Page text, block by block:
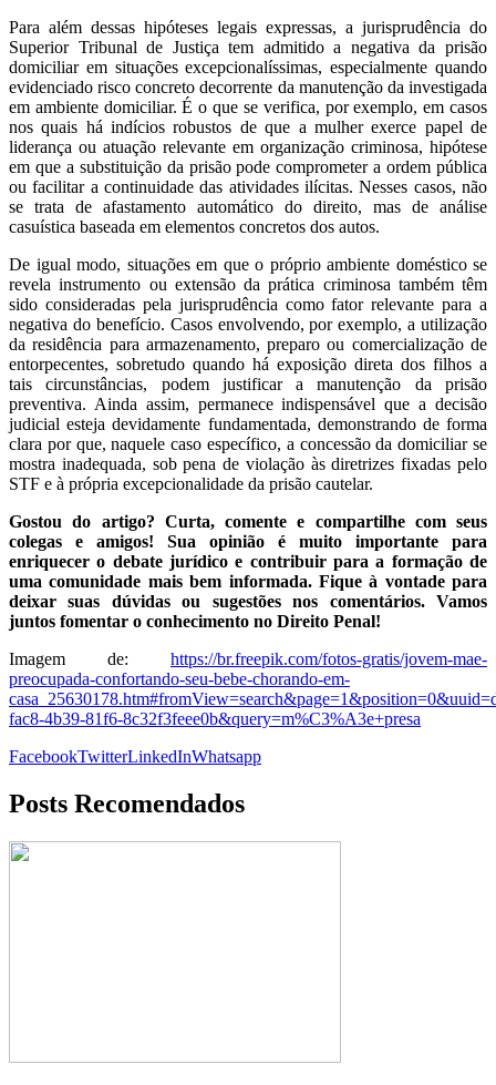
Para além dessas hipóteses legais expressas, a jurisprudência do
Superior Tribunal de Justiça tem admitido a negativa da prisão
domiciliar em situações excepcionalíssimas, especialmente quando
evidenciado risco concreto decorrente da manutenção da investigada
em ambiente domiciliar. É o que se verifica, por exemplo, em casos
nos quais há indícios robustos de que a mulher exerce papel de
liderança ou atuação relevante em organização criminosa, hipótese
em que a substituição da prisão pode comprometer a ordem pública
ou facilitar a continuidade das atividades ilícitas. Nesses casos, não
se trata de afastamento automático do direito, mas de análise
casuística baseada em elementos concretos dos autos.
De igual modo, situações em que o próprio ambiente doméstico se
revela instrumento ou extensão da prática criminosa também têm
sido consideradas pela jurisprudência como fator relevante para a
negativa do benefício. Casos envolvendo, por exemplo, a utilização
da residência para armazenamento, preparo ou comercialização de
entorpecentes, sobretudo quando há exposição direta dos filhos a
tais circunstâncias, podem justificar a manutenção da prisão
preventiva. Ainda assim, permanece indispensável que a decisão
judicial esteja devidamente fundamentada, demonstrando de forma
clara por que, naquele caso específico, a concessão da domiciliar se
mostra inadequada, sob pena de violação às diretrizes fixadas pelo
STF e à própria excepcionalidade da prisão cautelar.
Gostou do artigo? Curta, comente e compartilhe com seus
colegas e amigos! Sua opinião é muito importante para
enriquecer o debate jurídico e contribuir para a formação de
uma comunidade mais bem informada. Fique à vontade para
deixar suas dúvidas ou sugestões nos comentários. Vamos
juntos fomentar o conhecimento no Direito Penal!
Imagem de: https://br.freepik.com/fotos-gratis/jovem-mae-
preocupada-confortando-seu-bebe-chorando-em-
fac8-4b39-81f6-8c32f3feee0b&query=m%C3%A3e+presa
FacebookTwitterLinkedInWhatsapp
Posts Recomendados